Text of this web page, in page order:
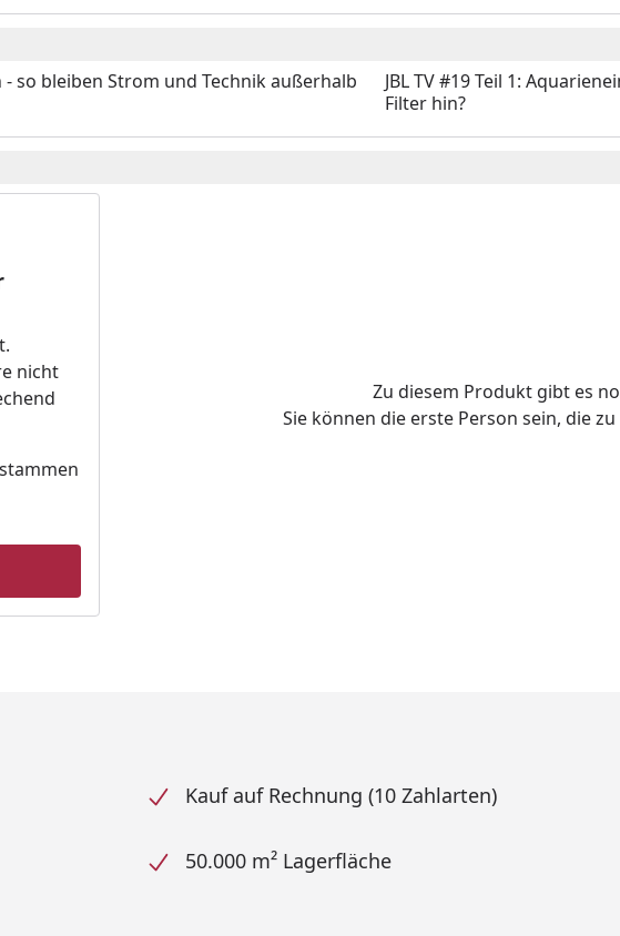
- so bleiben Strom und Technik außerhalb
Youtube-Video
JBL TV #19 Teil 1:
Filter hin?
nicht
Zu diesem Produkt gibt es
Sie können die erste Person sein, die
Kauf auf Rechnung (10 Zahlarten)
50.000 m² Lagerfläche